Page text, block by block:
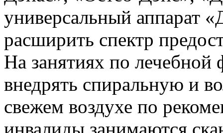
универсальный аппарат
расширить спектр
На занятиях по лечебной
внедрять спиральную и
свежем воздухе по
инвалиды занимаются